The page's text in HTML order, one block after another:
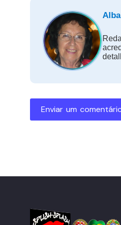
Enviar um